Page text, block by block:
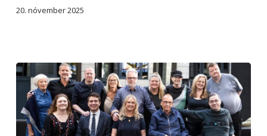
20. nóvember 2025